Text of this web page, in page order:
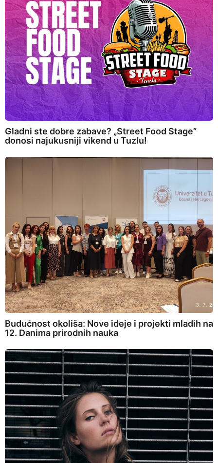
Gladni ste dobre zabave? „Street Food Stage”
donosi najukusniji vikend u Tuzlu!
Budućnost okoliša: Nove ideje i projekti mladih na
12. Danima prirodnih nauka